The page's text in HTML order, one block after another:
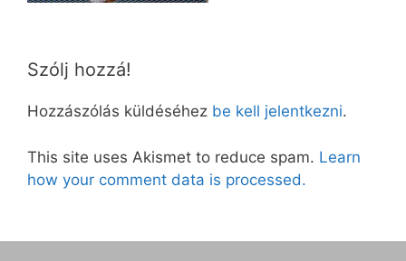
Szólj hozzá!
Hozzászólás küldéséhez be kell jelentkezni.
This site uses Akismet to reduce spam. Learn
how your comment data is processed.